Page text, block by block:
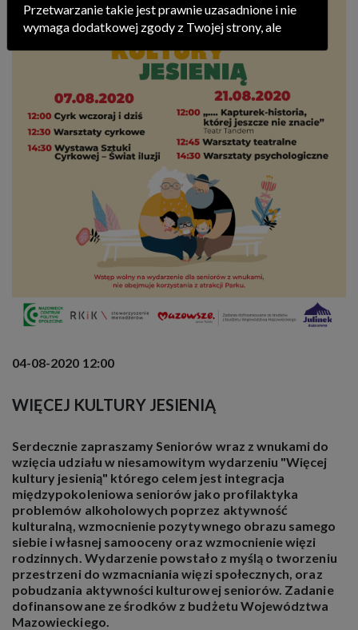
04-08-2020 12:00
WIĘCEJ KULTURY JESIENIĄ
Serdecznie zapraszamy Seniorów wraz z wnukami do
wzięcia udziału w niesamowitym wydarzeniu "Więcej
kultury jesienią" którego celem jest integracja
międzypokoleniowa seniorów jako profilaktyka
problemów alkoholowych poprzez aktywność
kulturalną, wzmocnienie pozytywnego obrazu samego
siebie i własnej samooceny oraz wzmocnienie więzi
rodzinnych. Wydarzenie powstało z myślą o tworzeniu
przestrzeni do wzmacniania więzi społecznych, oraz
pobudzania aktywności kulturowej seniorów. Zadanie
dofinansowane ze środków z budżetu Województwa
Mazowieckiego.
Przetwarzanie takie jest prawnie uzasadnione i nie
wymaga dodatkowej zgody z Twojej strony, ale
zdecydujesz inaczej, dokonując stosownych zmian
ustawień w Twojej przeglądarce Zjednoczone
Przedsiębiorstwa Rozrywkowe S.A. będą również
instalować na Twoich urządzeniach pliki cookies i
podobne oraz odczytywać informacje z takich
plików.
Pragniemy zapoznać Cię ze szczegółami
stosowanych przez nas technologii oraz z
obowiązującymi przepisami, tak aby dać Ci pełną
wiedzę i komfort w korzystaniu z naszych serwisów
internetowych. Zapoznaj się z poniższymi
Zobacz szczegóły Przejdź do strony